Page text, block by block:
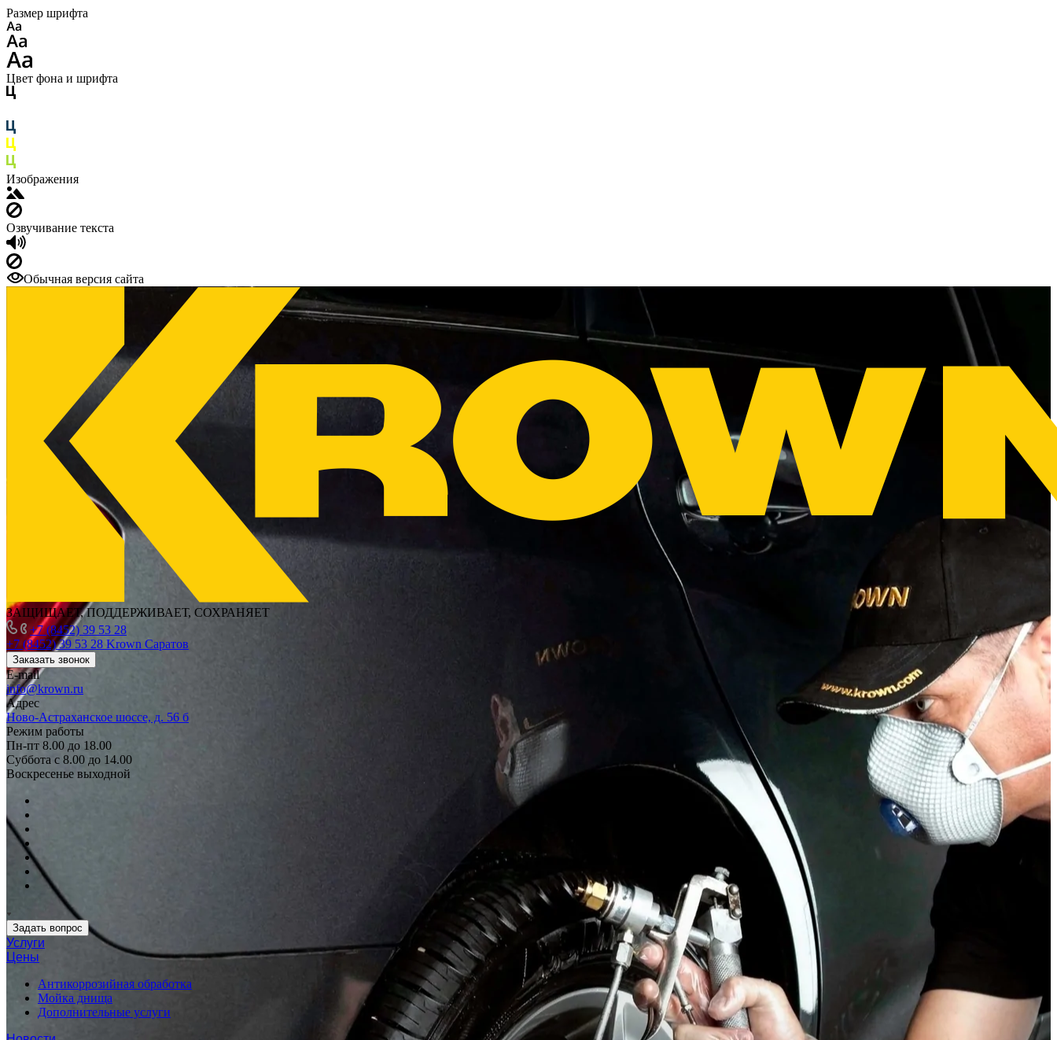
Размер шрифта
Цвет фона и шрифта
Изображения
Озвучивание текста
Обычная версия сайта
ЗАЩИЩАЕТ, ПОДДЕРЖИВАЕТ, СОХРАНЯЕТ
+7 (8452) 39 53 28
+7 (8452) 39 53 28 Krown Саратов
Заказать звонок
E-mail
info@krown.ru
Адрес
Ново-Астраханское шоссе, д. 56 б
Режим работы
Пн-пт 8.00 до 18.00
Суббота с 8.00 до 14.00
Воскресенье выходной
Задать вопрос
Услуги
Цены
Антикоррозийная обработка
Мойка днища
Дополнительные услуги